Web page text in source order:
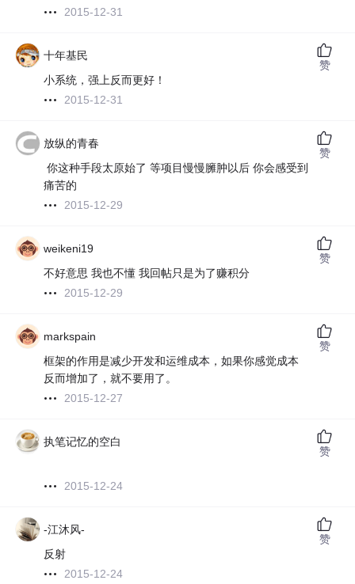
2015-12-31
十年基民
小系统，强上反而更好！
2015-12-31
赞
放纵的青春
你这种手段太原始了 等项目慢慢臃肿以后 你会感受到
痛苦的
2015-12-29
赞
weikeni19
不好意思 我也不懂 我回帖只是为了赚积分
2015-12-29
赞
markspain
框架的作用是减少开发和运维成本，如果你感觉成本
反而增加了，就不要用了。
2015-12-27
赞
执笔记忆的空白
2015-12-24
赞
-江沐风-
反射
2015-12-24
赞